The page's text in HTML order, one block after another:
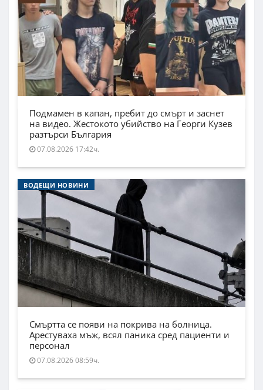
Подмамен в капан, пребит до смърт и заснет
на видео. Жестокото убийство на Георги Кузев
разтърси България
07.08.2026 17:42ч.
ВОДЕЩИ НОВИНИ
Смъртта се появи на покрива на болница.
Арестуваха мъж, всял паника сред пациенти и
персонал
07.08.2026 08:59ч.